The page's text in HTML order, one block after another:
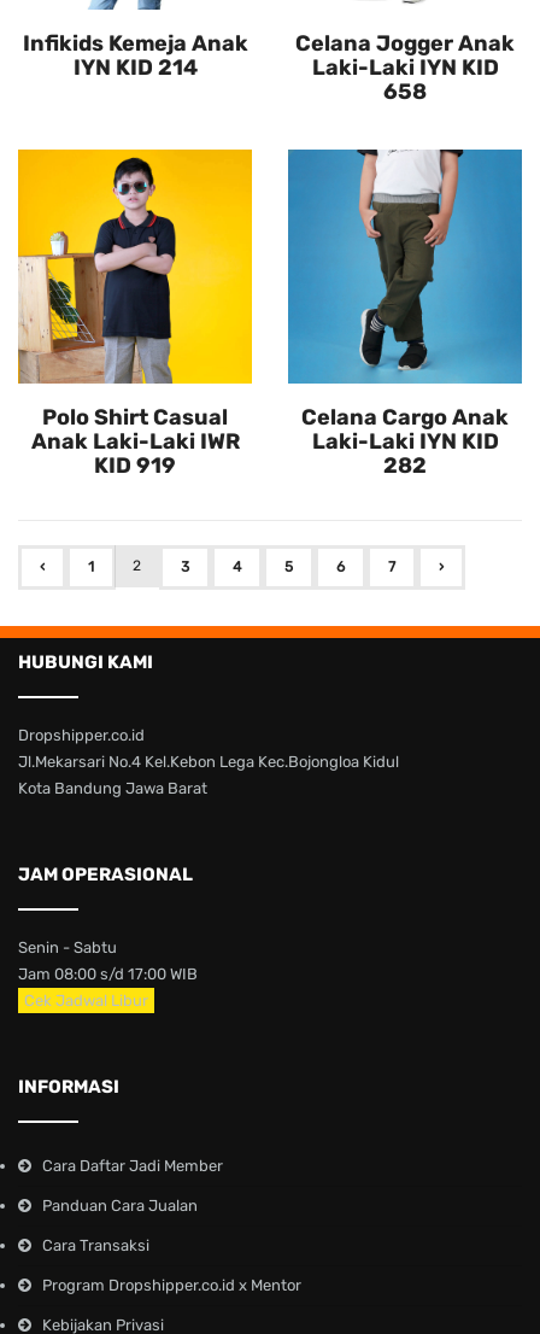
Infikids Kemeja Anak
IYN KID 214
Celana Jogger Anak
Laki-Laki IYN KID
658
Polo Shirt Casual
Anak Laki-Laki IWR
KID 919
Celana Cargo Anak
Laki-Laki IYN KID
282
‹ 1 2 3 4 5 6 7 ›
HUBUNGI KAMI
Dropshipper.co.id
Jl.Mekarsari No.4 Kel.Kebon Lega Kec.Bojongloa Kidul
Kota Bandung Jawa Barat
JAM OPERASIONAL
Senin - Sabtu
Jam 08:00 s/d 17:00 WIB
Cek Jadwal Libur
INFORMASI
Cara Daftar Jadi Member
Panduan Cara Jualan
Cara Transaksi
Program Dropshipper.co.id x Mentor
Kebijakan Privasi